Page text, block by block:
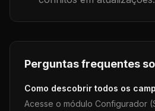
Perguntas frequentes
Como descobrir todos os
Acesse o módulo Configurador